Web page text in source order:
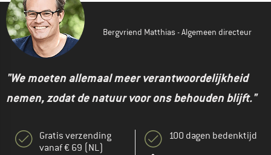
Bergvriend Matthias - Algemeen directeur
"We moeten allemaal meer verantwoordelijkheid
nemen, zodat de natuur voor ons behouden blijft."
Gratis verzending
vanaf € 69 (NL)
100 dagen bedenktijd